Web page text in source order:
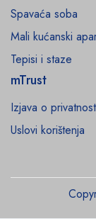
Spavaća soba
Mali kućanski
Tepisi i staze
mTrust
Izjava o
Uslovi korištenja